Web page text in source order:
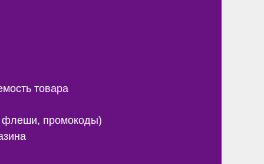
товара
флеши, промокоды)